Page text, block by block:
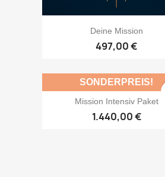
 Vorschau
Deine Mission
497,00 €
 Vorschau
Mission Intensiv Paket
1.440,00 €
SONDERPREIS!